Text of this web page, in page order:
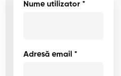
Nume utilizator*
Adresă email*